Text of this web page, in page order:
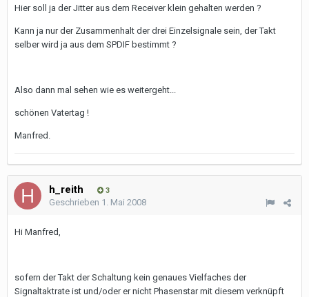
Hier soll ja der Jitter aus dem Receiver klein gehalten werden ?
Kann ja nur der Zusammenhalt der drei Einzelsignale sein, der Takt
selber wird ja aus dem SPDIF bestimmt ?
Also dann mal sehen wie es weitergeht...
schönen Vatertag !
Manfred.
h_reith 3
Geschrieben 1. Mai 2008
Hi Manfred,
sofern der Takt der Schaltung kein genaues Vielfaches der
Signaltaktrate ist und/oder er nicht Phasenstar mit diesem verknüpft